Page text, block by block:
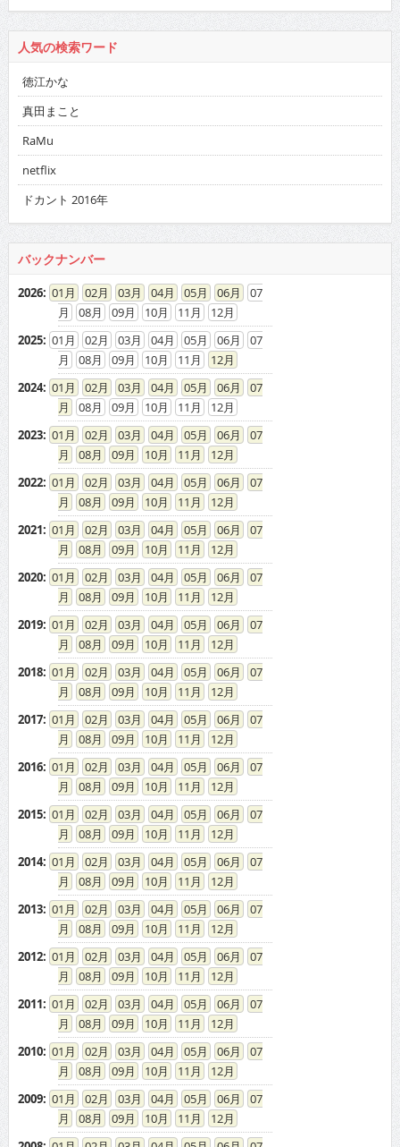
人気の検索ワード
徳江かな
真田まこと
RaMu
netflix
ドカント 2016年
バックナンバー
2026: 01 02 03 04 05 06
07
08
09 10 11
12
2025: 01 02 03 04 05 06
07
08
09 10 11
12
2024: 01 02 03 04 05 06
07
08
09 10 11
12
2023: 01 02 03 04 05 06
07
08
09 10 11
12
2022: 01 02 03 04 05 06
07
08
09 10 11
12
2021: 01 02 03 04 05 06
07
08
09 10 11
12
2020: 01 02 03 04 05 06
07
08
09 10 11
12
2019: 01 02 03 04 05 06
07
08
09 10 11
12
2018: 01 02 03 04 05 06
07
08
09 10 11
12
2017: 01 02 03 04 05 06
07
08
09 10 11
12
2016: 01 02 03 04 05 06
07
08
09 10 11
12
2015: 01 02 03 04 05 06
07
08
09 10 11
12
2014: 01 02 03 04 05 06
07
08
09 10 11
12
2013: 01 02 03 04 05 06
07
08
09 10 11
12
2012: 01 02 03 04 05 06
07
08
09 10 11
12
2011: 01 02 03 04 05 06
07
08
09 10 11
12
2010: 01 02 03 04 05 06
07
08
09 10 11
12
2009: 01 02 03 04 05 06
07
08
09 10 11
12